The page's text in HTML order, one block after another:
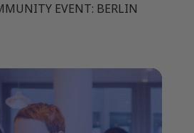
EVENT: BERLIN